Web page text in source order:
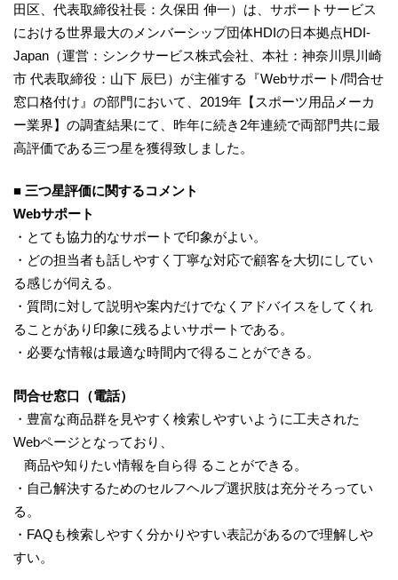
田区、代表取締役社長：久保田 伸一）は、サポートサービス
における世界最大のメンバーシップ団体HDIの日本拠点HDI-
Japan（運営：シンクサービス株式会社、本社：神奈川県川崎
市 代表取締役：山下 辰巳）が主催する『Webサポート/問合せ
窓口格付け』の部門において、2019年【スポーツ用品メーカ
ー業界】の調査結果にて、昨年に続き2年連続で両部門共に最
高評価である三つ星を獲得致しました。
■ 三つ星評価に関するコメント
Webサポート
・とても協力的なサポートで印象がよい。
・どの担当者も話しやすく丁寧な対応で顧客を大切にしてい
る感じが伺える。
・質問に対して説明や案内だけでなくアドバイスをしてくれ
ることがあり印象に残るよいサポートである。
・必要な情報は最適な時間内で得ることができる。
問合せ窓口（電話）
・豊富な商品群を見やすく検索しやすいように工夫された
Webページとなっており、
商品や知りたい情報を自ら得 ることができる。
・自己解決するためのセルフヘルプ選択肢は充分そろってい
る。
・FAQも検索しやすく分かりやすい表記があるので理解しや
すい。